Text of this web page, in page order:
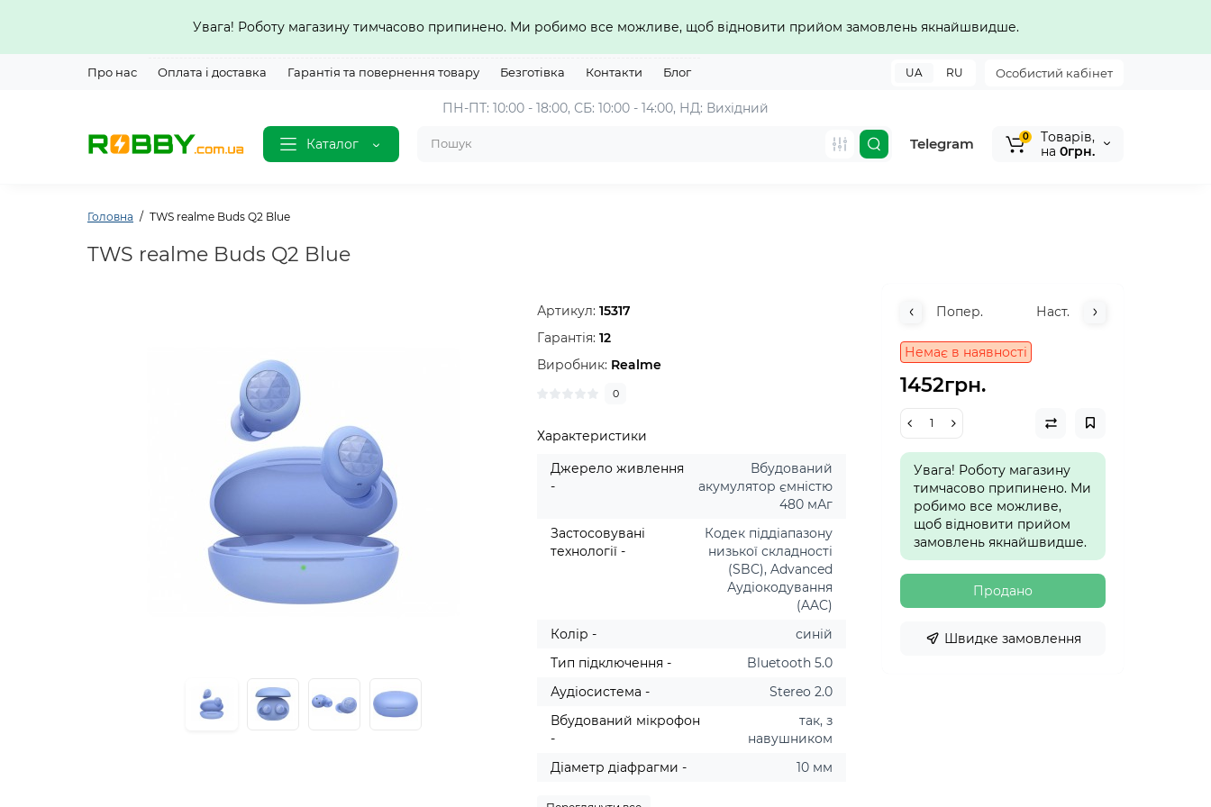
Увага! Роботу магазину тимчасово припинено. Ми робимо все можливе, щоб відновити прийом замовлень якнайшвидше.
Про нас Оплата і доставка Гарантія та повернення товару Безготівка Контакти Блог Особистий кабінет
UA RU
Каталог
ПН-ПТ: 10:00 - 18:00, СБ: 10:00 - 14:00, НД: Вихідний
Telegram 0
Tоварів,
на 0грн.
Головна TWS realme Buds Q2 Blue
TWS realme Buds Q2 Blue
Артикул: 15317
Гарантія: 12
Виробник: Realme
0
Характеристики
Джерело живлення
-
Вбудований
акумулятор ємністю
480 мАг
Застосовувані
технології -
Кодек піддіапазону
низької складності
(SBC), Advanced
Аудіокодування
(AAC)
Колір -
синій
Тип підключення -
Bluetooth 5.0
Аудіосистема -
Stereo 2.0
Вбудований мікрофон
-
так, з
навушником
Діаметр діафрагми -
10 мм
Попер. Наст.
Немає в наявності
1452грн.
Увага! Роботу магазину
тимчасово припинено. Ми
робимо все можливе,
щоб відновити прийом
замовлень якнайшвидше.
Продано
Швидке замовлення